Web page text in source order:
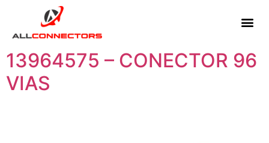
13964575 – CONECTOR 96
VIAS